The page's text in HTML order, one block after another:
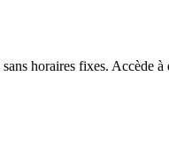
horaires fixes. Accède